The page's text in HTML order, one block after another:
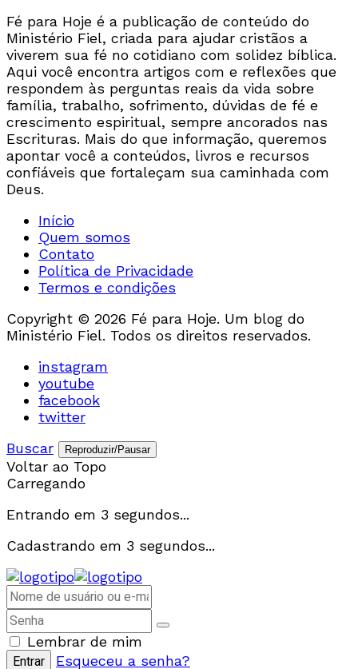
Fé para Hoje é a publicação de conteúdo do
Ministério Fiel, criada para ajudar cristãos a
viverem sua fé no cotidiano com solidez bíblica.
Aqui você encontra artigos com e reflexões que
respondem às perguntas reais da vida sobre
família, trabalho, sofrimento, dúvidas de fé e
crescimento espiritual, sempre ancorados nas
Escrituras. Mais do que informação, queremos
apontar você a conteúdos, livros e recursos
confiáveis que fortaleçam sua caminhada com
Deus.
Início
Quem somos
Contato
Política de Privacidade
Termos e condições
Copyright © 2026 Fé para Hoje. Um blog do
Ministério Fiel. Todos os direitos reservados.
instagram
youtube
facebook
twitter
Buscar
Reproduzir/Pausar
Voltar ao Topo
Carregando
Entrando em 3 segundos...
Cadastrando em 3 segundos...
Lembrar de mim
Esqueceu a senha?